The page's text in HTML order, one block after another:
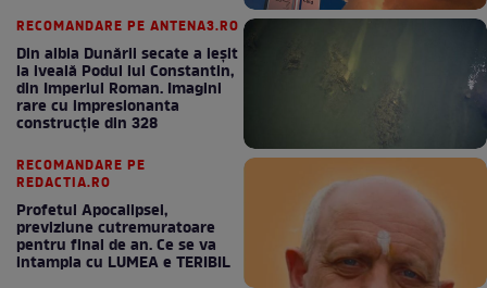
RECOMANDARE PE ANTENA3.RO
Din albia Dunării secate a ieșit
la iveală Podul lui Constantin,
din Imperiul Roman. Imagini
rare cu impresionanta
construcție din 328
RECOMANDARE PE
REDACTIA.RO
Profetul Apocalipsei,
previziune cutremuratoare
pentru final de an. Ce se va
intampla cu LUMEA e TERIBIL